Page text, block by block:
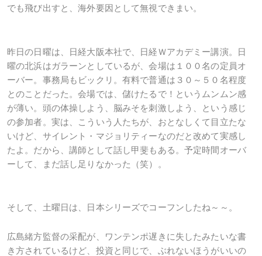
でも飛び出すと、海外要因として無視できまい。
昨日の日曜は、日経大阪本社で、日経Ｗアカデミー講演。日
曜の北浜はガラーンとしているが、会場は１００名の定員オ
ーバー。事務局もビックリ。有料で普通は３０～５０名程度
とのことだった。会場では、儲けたるで！というムンムン感
が薄い。頭の体操しよう、脳みそを刺激しよう、という感じ
の参加者。実は、こういう人たちが、おとなしくて目立たな
いけど、サイレント・マジョリティーなのだと改めて実感し
たよ。だから、講師として話し甲斐もある。予定時間オーバ
ーして、まだ話し足りなかった（笑）。
そして、土曜日は、日本シリーズでコーフンしたね～～。
広島緒方監督の采配が、ワンテンポ遅きに失したみたいな書
き方されているけど、投資と同じで、ぶれないほうがいいの